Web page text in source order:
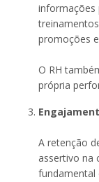
informações
promoções
O RH
própria
A retenção
assertivo na
fundamental